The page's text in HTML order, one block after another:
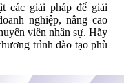
các giải pháp để giải
nghiệp, nâng cao
viên nhân sự. Hãy
trình đào tạo phù